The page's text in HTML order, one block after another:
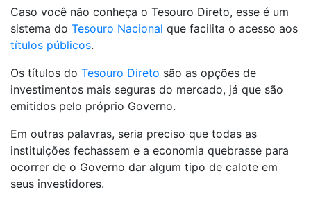
Caso você não conheça o Tesouro Direto, esse é um
sistema do Tesouro Nacional que facilita o acesso aos
títulos públicos.
Os títulos do Tesouro Direto são as opções de
investimentos mais seguras do mercado, já que são
emitidos pelo próprio Governo.
Em outras palavras, seria preciso que todas as
instituições fechassem e a economia quebrasse para
ocorrer de o Governo dar algum tipo de calote em
seus investidores.